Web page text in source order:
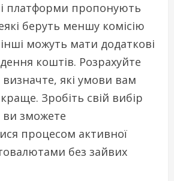
платформи пропонують
беруть меншу комісію
інші можуть мати додаткові
коштів. Розрахуйте
визначте, які умови вам
Зробіть свій вибір
ви зможете
процесом активної
без зайвих